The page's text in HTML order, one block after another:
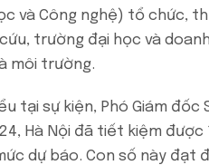
và Công nghệ) tổ chức,
trường đại học và
môi trường.
tại sự kiện, Phó Giám
Hà Nội đã tiết kiệm được
dự báo. Con số này đạt